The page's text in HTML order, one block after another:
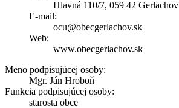
Hlavná 110/7, 059 42 Gerlachov
E-mail:
ocu@obecgerlachov.sk
Web:
www.obecgerlachov.sk
Meno podpisujúcej osoby:
Mgr. Ján Hroboň
Funkcia podpisujúcej osoby:
starosta obce